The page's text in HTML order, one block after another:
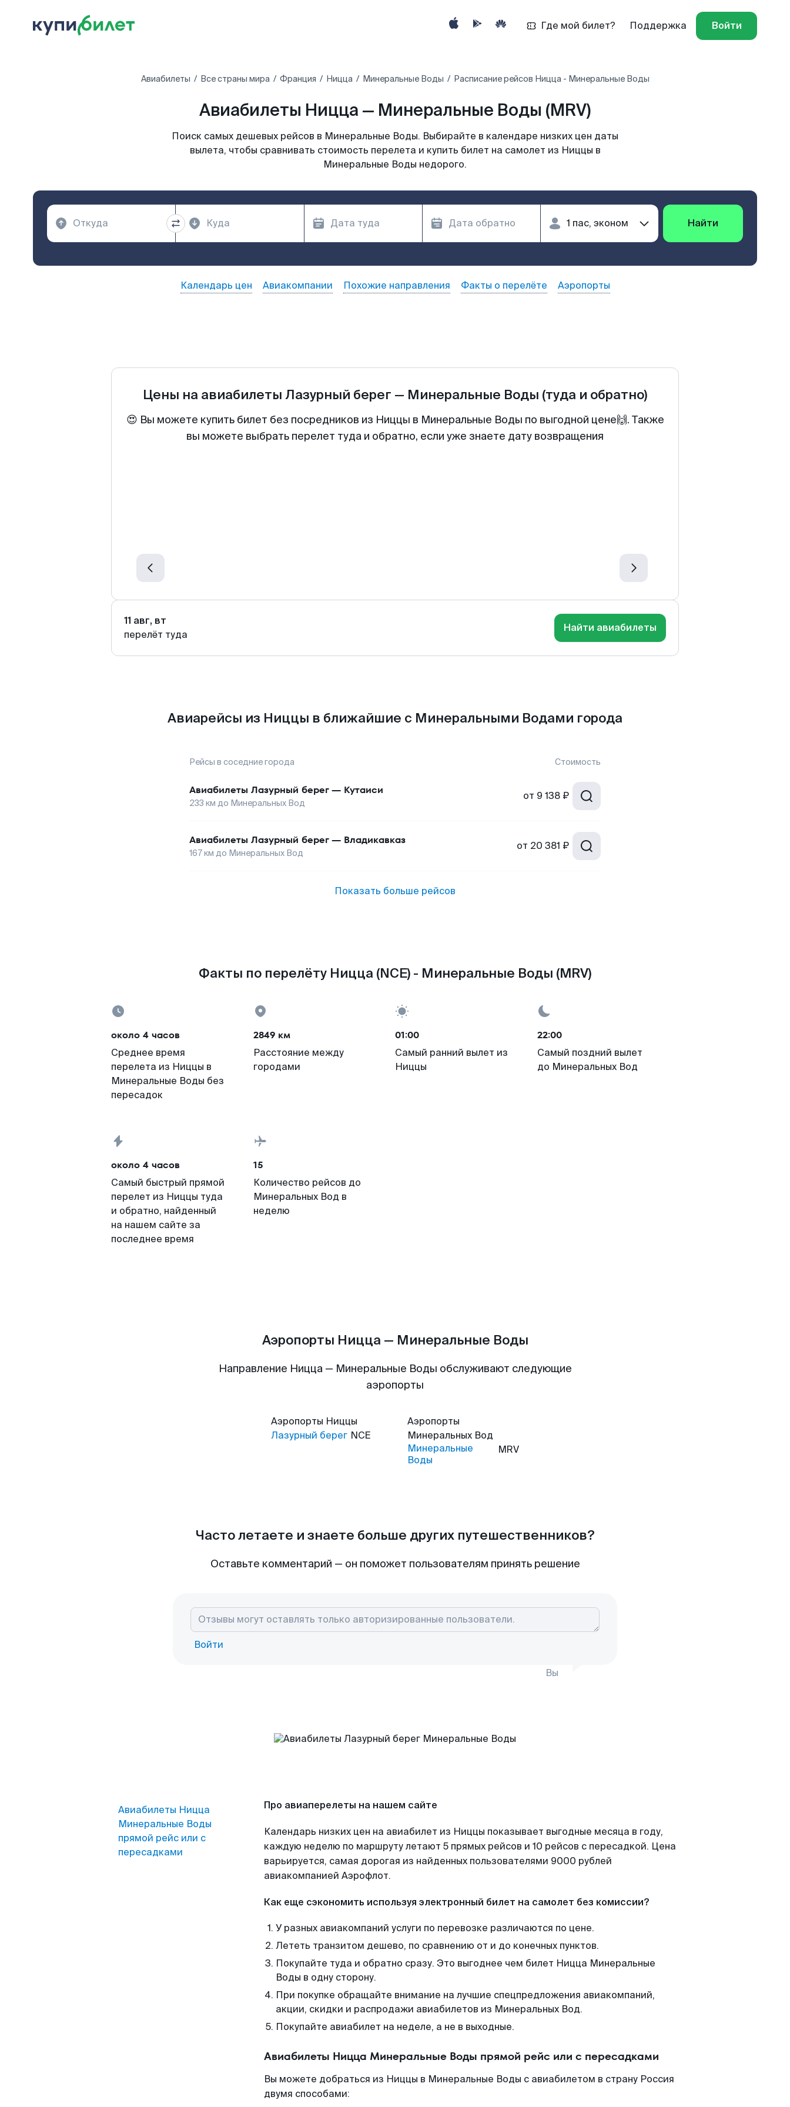
Где мой билет? Поддержка Войти
Авиабилеты Все страны мира Франция Ницца Минеральные Воды Расписание рейсов Ницца - Минеральные Воды
Авиабилеты Ницца — Минеральные Воды (MRV)
Поиск самых дешевых рейсов в Минеральные Воды. Выбирайте в календаре низких цен даты
вылета, чтобы сравнивать стоимость перелета и купить билет на самолет из Ниццы в
Минеральные Воды недорого.
Найти
Календарь цен Авиакомпании Похожие направления Факты о перелёте Аэропорты
Цены на авиабилеты Лазурный берег — Минеральные Воды (туда и обратно)
😍 Вы можете купить билет без посредников из Ниццы в Минеральные Воды по выгодной цене🙌. Также
вы можете выбрать перелет туда и обратно, если уже знаете дату возвращения
11 авг, вт
перелёт туда
Найти авиабилеты
Авиарейсы из Ниццы в ближайшие с Минеральными Водами города
Рейсы в соседние города Стоимость
Авиабилеты Лазурный берег— Кутаиси
233 км до Минеральных Вод
от 9 138 ₽
Авиабилеты Лазурный берег— Владикавказ
167км до Минеральных Вод
от 20 381 ₽
Показать больше рейсов
Факты по перелёту Ницца (NCE) - Минеральные Воды (MRV)
около 4 часов
Среднее время
перелета из Ниццы в
Минеральные Воды без
пересадок
2849 км
Расстояние между
городами
01:00
Самый ранний вылет из
Ниццы
22:00
Самый поздний вылет
до Минеральных Вод
около 4 часов
Самый быстрый прямой
перелет из Ниццы туда
и обратно, найденный
на нашем сайте за
последнее время
15
Количество рейсов до
Минеральных Вод в
неделю
Аэропорты Ницца — Минеральные Воды
Направление Ницца — Минеральные Воды обслуживают следующие
аэропорты
Аэропорты Ниццы
Лазурный берег NCE
Аэропорты
Минеральных Вод
Минеральные
Воды
MRV
Часто летаете и знаете больше других путешественников?
Оставьте комментарий — он поможет пользователям принять решение
Войти
Вы
Авиабилеты Ницца
Минеральные Воды
прямой рейс или с
пересадками
Про авиаперелеты на нашем сайте
Календарь низких цен на авиабилет из Ниццы показывает выгодные месяца в году,
каждую неделю по маршруту летают 5 прямых рейсов и 10 рейсов с пересадкой. Цена
варьируется, самая дорогая из найденных пользователями 9000 рублей
авиакомпанией Аэрофлот.
Как еще сэкономить используя электронный билет на самолет без комиссии?
У разных авиакомпаний услуги по перевозке различаются по цене.
Лететь транзитом дешево, по сравнению от и до конечных пунктов.
Покупайте туда и обратно сразу. Это выгоднее чем билет Ницца Минеральные
Воды в одну сторону.
При покупке обращайте внимание на лучшие спецпредложения авиакомпаний,
акции, скидки и распродажи авиабилетов из Минеральных Вод.
Покупайте авиабилет на неделе, а не в выходные.
Авиабилеты Ницца Минеральные Воды прямой рейс или с пересадками
Вы можете добраться из Ниццы в Минеральные Воды с авиабилетом в страну Россия
двумя способами: